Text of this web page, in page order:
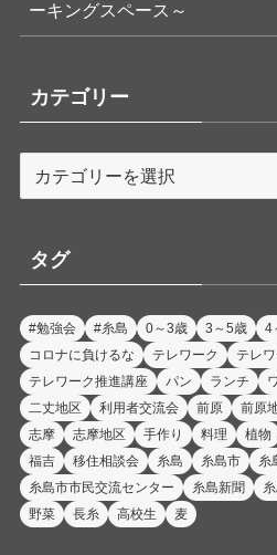
ーキングスペース～
カテゴリー
ー
タグ
#勉強会 #糸島 0～3歳 3～5歳 4
コロナに負けるな
テレワーク
テレ
テレワーク推進講座
パン ランチ
二丈地区
利用者交流会 前原 前原
志摩
志摩地区 手作り 料理 植物
福吉
移住相談会 糸島 糸島市
糸
糸島市市民交流センター
糸島新聞
野菜
長糸 高校生 麦